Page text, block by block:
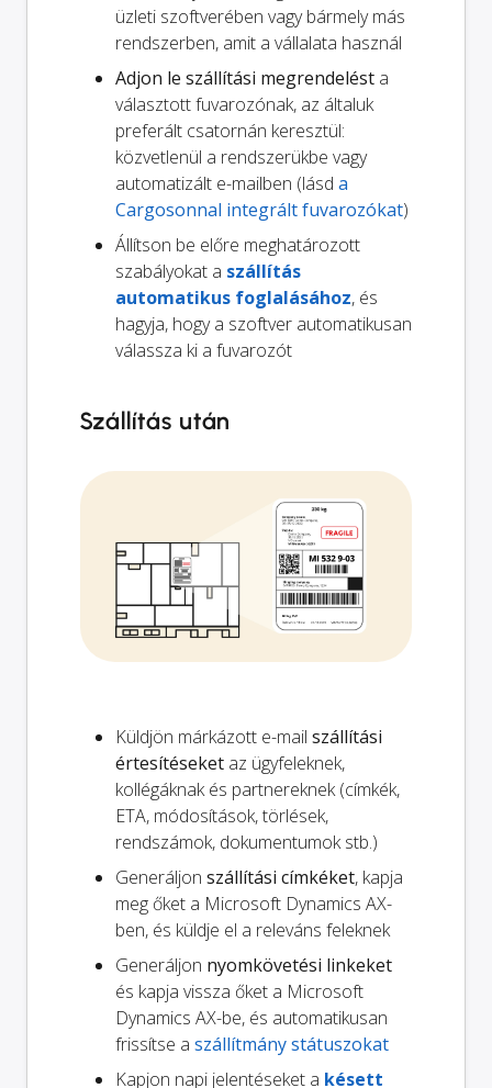
üzleti szoftverében vagy bármely más
rendszerben, amit a vállalata használ
Adjon le szállítási megrendelést a
választott fuvarozónak, az általuk
preferált csatornán keresztül:
közvetlenül a rendszerükbe vagy
automatizált e-mailben (lásd a
Cargosonnal integrált fuvarozókat)
Állítson be előre meghatározott
szabályokat a szállítás
automatikus foglalásához, és
hagyja, hogy a szoftver automatikusan
válassza ki a fuvarozót
Szállítás után
Küldjön márkázott e-mail szállítási
értesítéseket az ügyfeleknek,
kollégáknak és partnereknek (címkék,
ETA, módosítások, törlések,
rendszámok, dokumentumok stb.)
Generáljon szállítási címkéket, kapja
meg őket a Microsoft Dynamics AX-
ben, és küldje el a releváns feleknek
Generáljon nyomkövetési linkeket
és kapja vissza őket a Microsoft
Dynamics AX-be, és automatikusan
frissítse a szállítmány státuszokat
Kapjon napi jelentéseket a késett